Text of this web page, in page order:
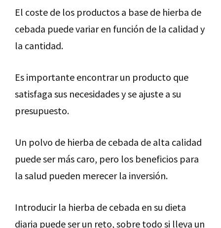
El coste de los productos a base de hierba de
cebada puede variar en función de la calidad y
la cantidad.
Es importante encontrar un producto que
satisfaga sus necesidades y se ajuste a su
presupuesto.
Un polvo de hierba de cebada de alta calidad
puede ser más caro, pero los beneficios para
la salud pueden merecer la inversión.
Introducir la hierba de cebada en su dieta
diaria puede ser un reto, sobre todo si lleva un